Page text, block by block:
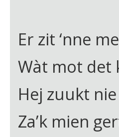
Er zit ‘nne
Wàt mot det
Hej zuukt
Za’k mien